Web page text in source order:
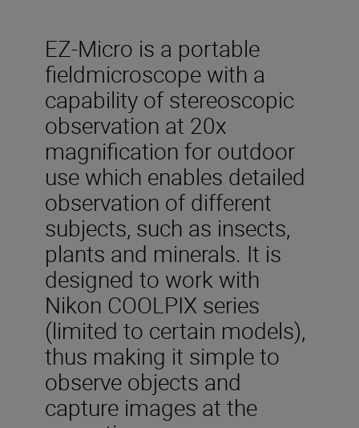
EZ-Micro is a portable
fieldmicroscope with a
capability of stereoscopic
observation at 20x
magnification for outdoor
use which enables detailed
observation of different
subjects, such as insects,
plants and minerals. It is
designed to work with
Nikon COOLPIX series
(limited to certain models),
thus making it simple to
observe objects and
capture images at the